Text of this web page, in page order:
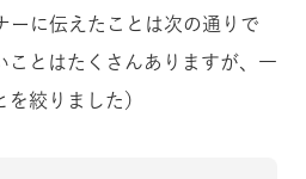
ーに伝えたことは次の通りで
ことはたくさんありますが、一
絞りました）